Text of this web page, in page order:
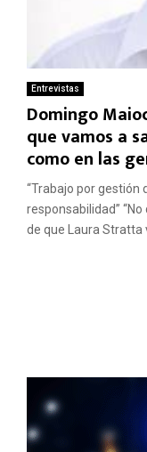
Entrevistas
Domingo
que vamos a
como en las
“Trabajo por gestión
responsabilidad”
de que Laura Stratta